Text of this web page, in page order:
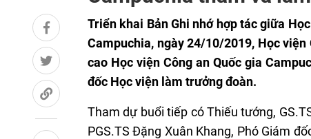
Triển khai Bản Ghi nhớ hợp tác giữa
Campuchia, ngày 24/10/2019, Học
cao Học viện Công an Quốc gia
đốc Học viện làm trưởng đoàn.
Tham dự buổi tiếp có Thiếu tướng,
PGS.TS Đặng Xuân Khang, Phó Giám